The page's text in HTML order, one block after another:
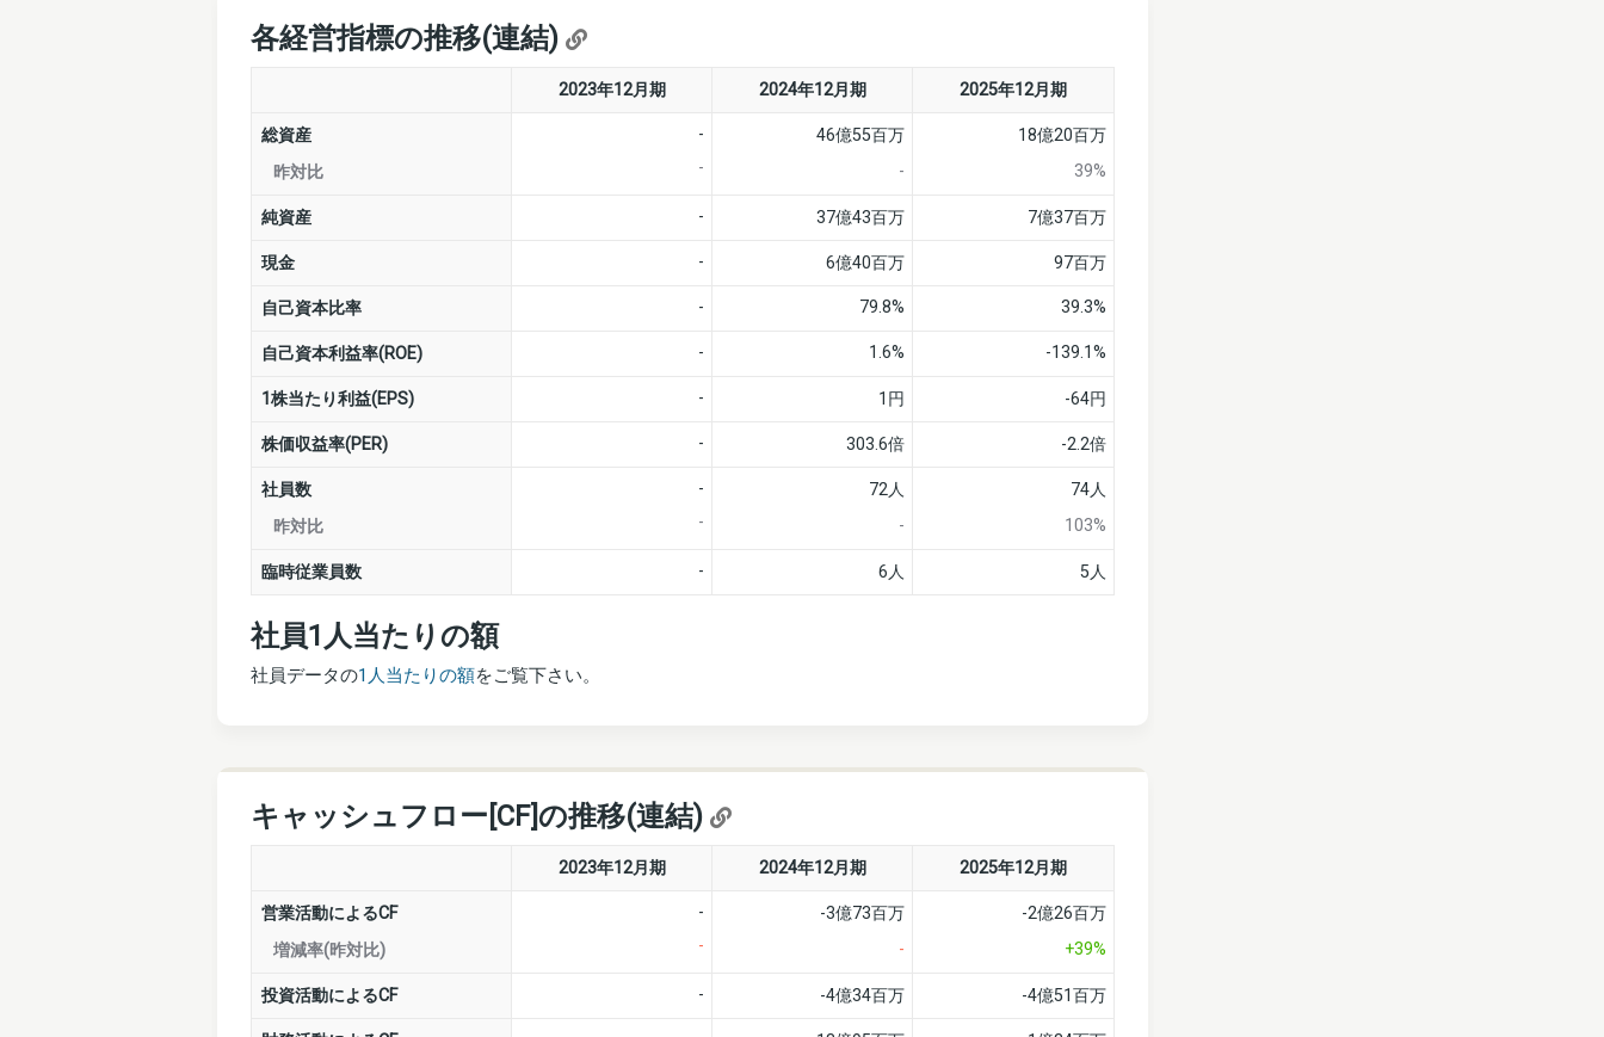
各経営指標の推移(連結)
2023年12月期 2024年12月期 2025年12月期
総資産
昨対比
-
-
46億55百万
-
18億20百万
39%
純資産 - 37億43百万 7億37百万
現金 - 6億40百万 97百万
自己資本比率 - 79.8% 39.3%
自己資本利益率(ROE) - 1.6% -139.1%
1株当たり利益(EPS) - 1円 -64円
株価収益率(PER) - 303.6倍 -2.2倍
社員数
昨対比
-
-
72人
-
74人
103%
臨時従業員数 - 6人 5人
社員1人当たりの額
社員データの1人当たりの額をご覧下さい。
キャッシュフロー[CF]の推移(連結)
2023年12月期 2024年12月期 2025年12月期
営業活動によるCF
増減率(昨対比)
-
-
-3億73百万
-
-2億26百万
+39%
投資活動によるCF - -4億34百万 -4億51百万